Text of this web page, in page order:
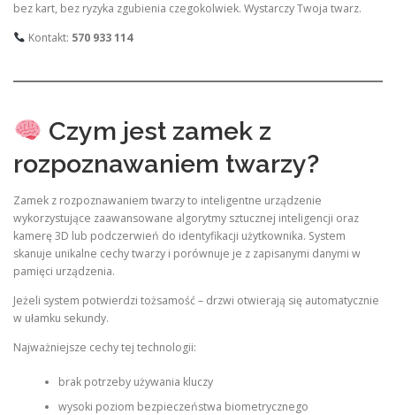
bez kart, bez ryzyka zgubienia czegokolwiek. Wystarczy Twoja twarz.
Kontakt: 570 933 114
Czym jest zamek z
rozpoznawaniem twarzy?
Zamek z rozpoznawaniem twarzy to inteligentne urządzenie
wykorzystujące zaawansowane algorytmy sztucznej inteligencji oraz
kamerę 3D lub podczerwień do identyfikacji użytkownika. System
skanuje unikalne cechy twarzy i porównuje je z zapisanymi danymi w
pamięci urządzenia.
Jeżeli system potwierdzi tożsamość – drzwi otwierają się automatycznie
w ułamku sekundy.
Najważniejsze cechy tej technologii:
brak potrzeby używania kluczy
wysoki poziom bezpieczeństwa biometrycznego